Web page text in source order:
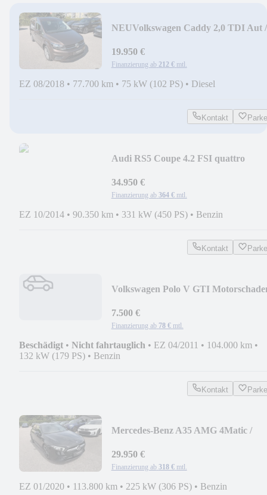
NEUVolkswagen Caddy 2,0 TDI Aut /
19.950 €
Finanzierung ab 212 € mtl.
EZ 08/2018 • 77.700 km • 75 kW (102 PS) • Diesel
Kontakt
Audi RS5 Coupe 4.2 FSI quattro
34.950 €
Finanzierung ab 364 € mtl.
EZ 10/2014 • 90.350 km • 331 kW (450 PS) • Benzin
Kontakt
Volkswagen Polo V GTI
7.500 €
Finanzierung ab 78 € mtl.
Beschädigt • Nicht fahrtauglich • EZ 04/2011 • 104.000 km •
132 kW (179 PS) • Benzin
Kontakt
Mercedes-Benz A35 AMG 4Matic /
29.950 €
Finanzierung ab 318 € mtl.
EZ 01/2020 • 113.800 km • 225 kW (306 PS) • Benzin